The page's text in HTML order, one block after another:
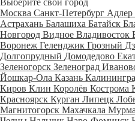
Выберите свой город
Москва Санкт-Петербург Адлер
Астрахань Балашиха Батайск
Новгород Видное Владивосток
Воронеж Геленджик Грозный
Долгопрудный Домодедово
Зеленогорск Зеленоград
Йошкар-Ола Казань
Киров Клин Королёв Кострома
Красноярск Курган Липецк
Магнитогорск Махачкала